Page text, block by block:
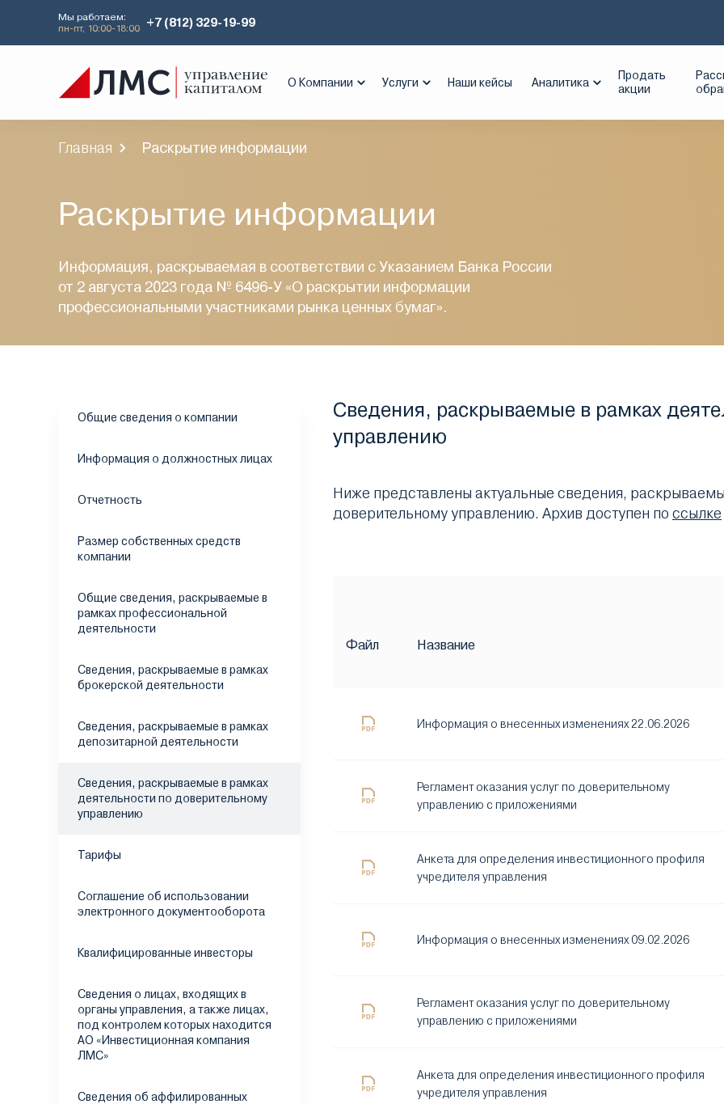
Мы работаем:
пн-пт, 10:00-18:00
+7 (812) 329-19-99
О Компании Услуги Наши кейсы Аналитика
Продать
акции
Главная Раскрытие информации
Раскрытие информации
Информация, раскрываемая в соответствии с Указанием Банка России
от 2 августа 2023 года № 6496-У «О раскрытии информации
профессиональными участниками рынка ценных бумаг».
Общие сведения о компании
Информация о должностных лицах
Отчетность
Размер собственных средств
компании
Общие сведения, раскрываемые в
рамках профессиональной
деятельности
Сведения, раскрываемые в рамках
брокерской деятельности
Сведения, раскрываемые в рамках
депозитарной деятельности
Сведения, раскрываемые в рамках
деятельности по доверительному
управлению
Тарифы
Соглашение об использовании
электронного документооборота
Квалифицированные инвесторы
Сведения о лицах, входящих в
органы управления, а также лицах,
под контролем которых находится
АО «Инвестиционная компания
ЛМС»
Сведения об аффилированных
Сведения, раскрываемые в рамках
управлению
Ниже представлены актуальные сведения,
доверительному управлению. Архив доступен по ссылке
Файл Название
Информация о внесенных изменениях 22.06.2026
Регламент оказания услуг по доверительному
управлению с приложениями
Анкета для определения инвестиционного профиля
учредителя управления
Информация о внесенных изменениях 09.02.2026
Регламент оказания услуг по доверительному
управлению с приложениями
Анкета для определения инвестиционного профиля
учредителя управления